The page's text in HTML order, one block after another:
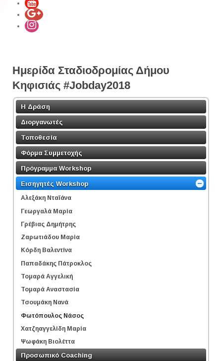
Ημερίδα Σταδιοδρομίας Δήμου
Κηφισιάς #Jobday2018
Η Δράση
Διοργανωτές
Τοποθεσία
Φόρμα Συμμετοχής
Πρόγραμμα Workshop
Εισηγητές Workshop
Αλεξάκη Νταϊάνα
Γεωργαλά Μαρία
Γρέβιας Δημήτρης
Ζαρωτιάδου Μαρία
Κόρδη Βαλεντίνα
Παπαδάκης Πάτροκλος
Τομαρά Αγγελική
Τομαρά Αναστασία
Τσουμάκη Νανά
Φωτόπουλος Νάσος
Χατζηαγγελίδη Μαρία
Ψωφάκη Βιολέττα
Προσωπικό Coaching